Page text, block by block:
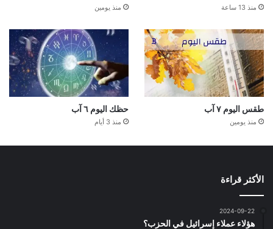
منذ 13 ساعة منذ يومين
طقس اليوم ٧ آب
منذ يومين
حظك اليوم ٦ آب
منذ 3 أيام
الأكثر قراءة
2024-09-22
هؤلاء عملاء إسرائيل في الحزب؟